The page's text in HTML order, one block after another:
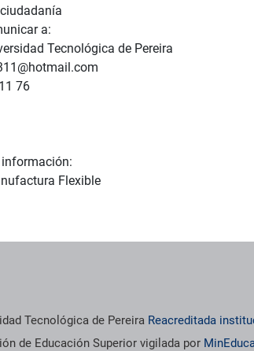
a:
Tecnológica de Pereira
76
Flexible
Tecnológica de Pereira Reacreditada
de Educación Superior vigilada por